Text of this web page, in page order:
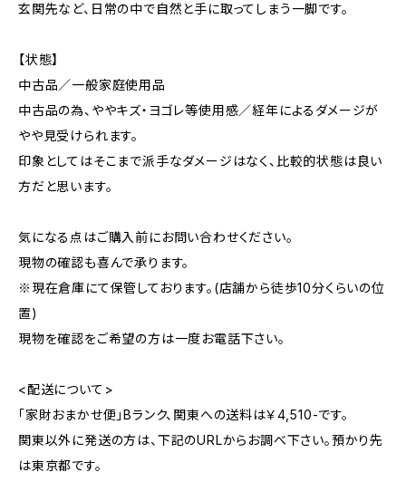
玄関先など、日常の中で自然と手に取ってしまう一脚です。
【状態】
中古品／一般家庭使用品
中古品の為、ややキズ・ヨゴレ等使用感／経年によるダメージが
やや見受けられます。
印象としてはそこまで派手なダメージはなく、比較的状態は良い
方だと思います。
気になる点はご購入前にお問い合わせください。
現物の確認も喜んで承ります。
※現在倉庫にて保管しております。(店舗から徒歩10分くらいの位
置)
現物を確認をご希望の方は一度お電話下さい。
<配送について>
「家財おまかせ便」Bランク、関東への送料は￥4,510-です。
関東以外に発送の方は、下記のURLからお調べ下さい。預かり先
は東京都です。